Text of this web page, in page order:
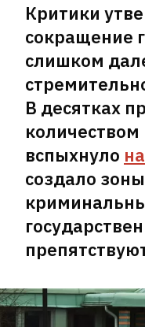
Критики
сокращение
слишком
В десятках
вспыхнуло
создало